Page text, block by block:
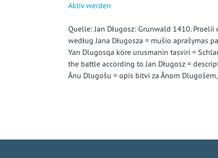
Aktiv werden
Quelle: Jan Długosz: Grunwald 1410.
według Jana Długosza = mušio aprašymas
Yan Dlugosqa köre urusmanin tasviri =
the battle according to Jan Długosz =
Ânu Dlugošu = opis bitvi za Ânom